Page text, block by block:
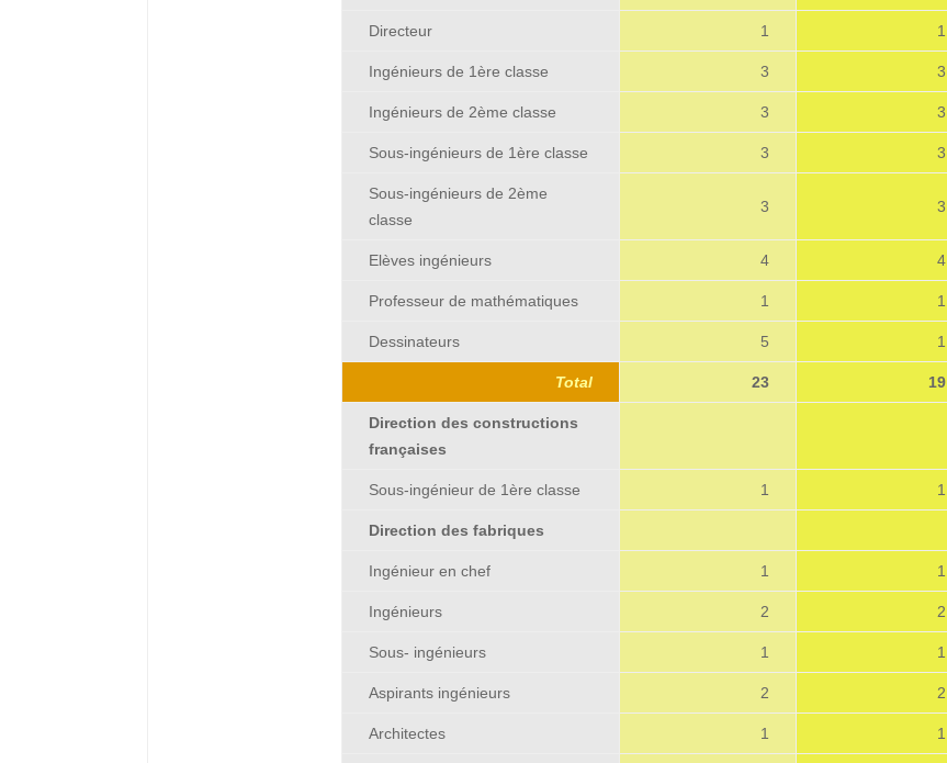
Directeur 1 1
Ingénieurs de 1ère classe 3 3
Ingénieurs de 2ème classe 3 3
Sous-ingénieurs de 1ère classe 3 3
Sous-ingénieurs de 2ème
classe
3 3
Elèves ingénieurs 4 4
Professeur de mathématiques 1 1
Dessinateurs 5 1
Total 23 19
Direction des constructions
françaises
Sous-ingénieur de 1ère classe 1 1
Direction des fabriques
Ingénieur en chef 1 1
Ingénieurs 2 2
Sous- ingénieurs 1 1
Aspirants ingénieurs 2 2
Architectes 1 1